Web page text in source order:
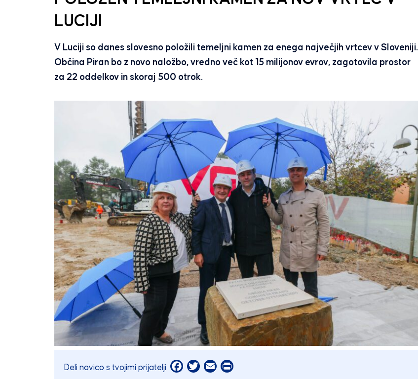
LUCIJI
V Luciji so danes slovesno položili temeljni kamen za enega največjih vrtcev v Sloveniji.
Občina Piran bo z novo naložbo, vredno več kot 15 milijonov evrov, zagotovila prostor
za 22 oddelkov in skoraj 500 otrok.
Deli novico s tvojimi prijatelji Facebook
Twitter
EmailPrint